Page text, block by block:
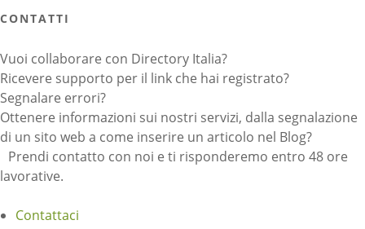
CONTATTI
Vuoi collaborare con Directory Italia?
Ricevere supporto per il link che hai registrato?
Segnalare errori?
Ottenere informazioni sui nostri servizi, dalla segnalazione
di un sito web a come inserire un articolo nel Blog?
Prendi contatto con noi e ti risponderemo entro 48 ore
lavorative.
Contattaci